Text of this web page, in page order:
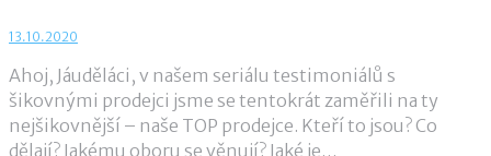
13.10.2020
Ahoj, Jáuděláci, v našem seriálu testimoniálů s
šikovnými prodejci jsme se tentokrát zaměřili na ty
nejšikovnější – naše TOP prodejce. Kteří to jsou? Co
dělají? Jakému oboru se věnují? Jaké je…